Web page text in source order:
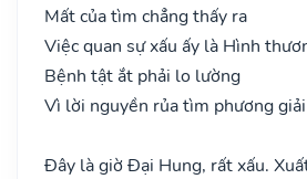
Mất của tìm chẳng thấy ra
Việc quan sự xấu ấy là Hình
Bệnh tật ắt phải lo lường
Vì lời nguyền rủa tìm phương
Đây là giờ Đại Hung, rất xấu.